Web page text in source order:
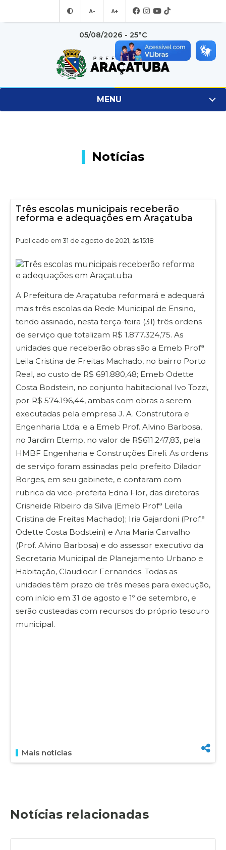
A- A+
05/08/2026 - 25°C
MENU
Notícias
Três escolas municipais receberão
reforma e adequações em Araçatuba
Publicado em 31 de agosto de 2021, às 15:18
A Prefeitura de Araçatuba reformará e adequará
mais três escolas da Rede Municipal de Ensino,
tendo assinado, nesta terça-feira (31) três ordens
de serviço que totalizam R$ 1.877.324,75. As
unidades que receberão obras são a Emeb Profª
Leila Cristina de Freitas Machado, no bairro Porto
Real, ao custo de R$ 691.880,48; Emeb Odette
Costa Bodstein, no conjunto habitacional Ivo Tozzi,
por R$ 574.196,44, ambas com obras a serem
executadas pela empresa J. A. Construtora e
Engenharia Ltda; e a Emeb Prof. Alvino Barbosa,
no Jardim Etemp, no valor de R$611.247,83, pela
HMBF Engenharia e Construções Eireli. As ordens
de serviço foram assinadas pelo prefeito Dilador
Borges, em seu gabinete, e contaram com
rubrica da vice-prefeita Edna Flor, das diretoras
Crisneide Ribeiro da Silva (Emeb Profª Leila
Cristina de Freitas Machado); Iria Gajardoni (Prof.ª
Odette Costa Bodstein) e Ana Maria Carvalho
(Prof. Alvino Barbosa) e do assessor executivo da
Secretaria Municipal de Planejamento Urbano e
Habitação, Claudiocir Fernandes. Todas as
unidades têm prazo de três meses para execução,
com início em 31 de agosto e 1º de setembro, e
serão custeadas com recursos do próprio tesouro
municipal.
Mais notícias
Notícias relacionadas